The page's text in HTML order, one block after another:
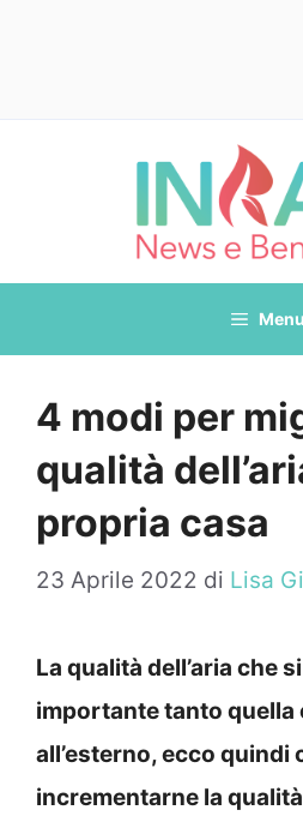
Menu
4 modi per
qualità
propria casa
23 Aprile 2022 di Lisa
La qualità dell’aria che
importante tanto quella
all’esterno, ecco quindi
incrementarne la